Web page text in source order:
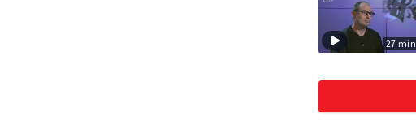
27 min